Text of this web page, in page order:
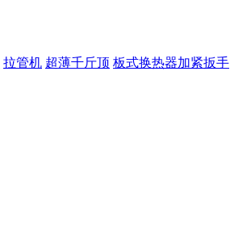
拉管机 超薄千斤顶 板式换热器加紧扳手